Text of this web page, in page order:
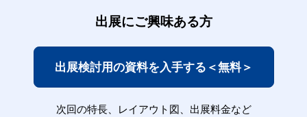
出展にご興味ある方
出展検討用の資料を入手する＜無料＞
次回の特長、レイアウト図、出展料金など